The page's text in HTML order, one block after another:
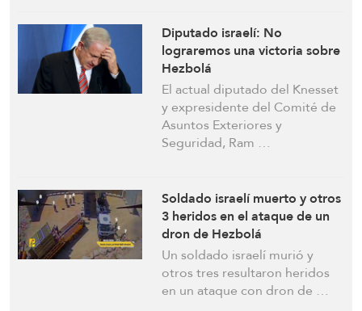
Diputado israelí: No
lograremos una victoria sobre
Hezbolá
El actual diputado del Knesset
y expresidente del Comité de
Asuntos Exteriores y
Seguridad, Ram …
Soldado israelí muerto y otros
3 heridos en el ataque de un
dron de Hezbolá
Un soldado israelí murió y
otros tres resultaron heridos
en un ataque con dron de …